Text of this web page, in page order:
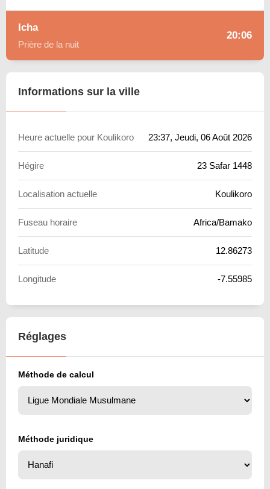
Icha
Prière de la nuit
20:06
Informations sur la ville
Heure actuelle pour Koulikoro 23:37, Jeudi, 06 Août 2026
Hégire 23 Safar 1448
Localisation actuelle Koulikoro
Fuseau horaire Africa/Bamako
Latitude 12.86273
Longitude -7.55985
Réglages
Méthode de calcul
Méthode juridique